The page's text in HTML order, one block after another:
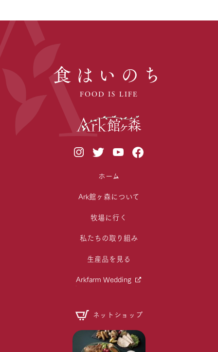
食はいのち
FOOD IS LIFE
ホーム
Ark館ヶ森について
牧場に行く
私たちの取り組み
生産品を見る
Arkfarm Wedding
ネットショップ